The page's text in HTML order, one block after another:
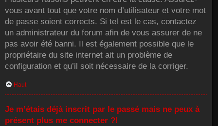
vous avant tout que votre nom d’utilisateur et votre mot
de passe soient corrects. Si tel est le cas, contactez
un administrateur du forum afin de vous assurer de ne
pas avoir été banni. Il est également possible que le
propriétaire du site internet ait un problème de
configuration et qu’il soit nécessaire de la corriger.
Haut
Je m’étais déjà inscrit par le passé mais ne peux à
présent plus me connecter ?!